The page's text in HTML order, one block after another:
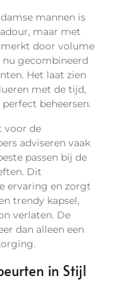
mannen is
maar met
door volume
nu gecombineerd
Het laat zien
met de tijd,
beheersen.
voor de
adviseren vaak
passen bij de
Dit
ervaring en zorgt
trendy kapsel,
verlaten. De
dan alleen een
in Stijl